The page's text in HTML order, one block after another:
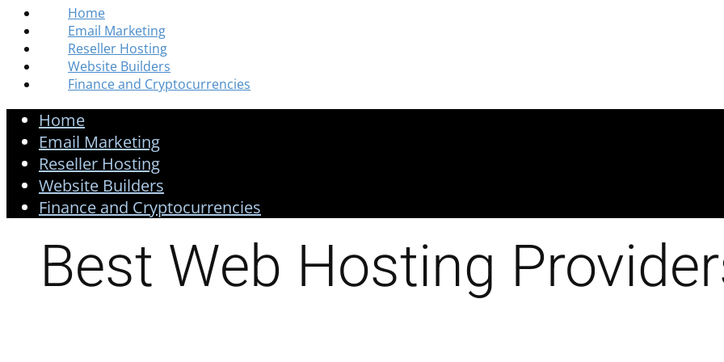
Home
Email Marketing
Reseller Hosting
Website Builders
Finance and Cryptocurrencies
Home
Email Marketing
Reseller Hosting
Website Builders
Finance and Cryptocurrencies
Best Web Hosting